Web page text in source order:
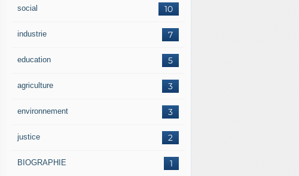
10
social
7
industrie
5
education
3
agriculture
3
environnement
2
justice
1
BIOGRAPHIE